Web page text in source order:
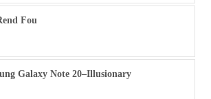
Fou
Galaxy Note 20–Illusionary